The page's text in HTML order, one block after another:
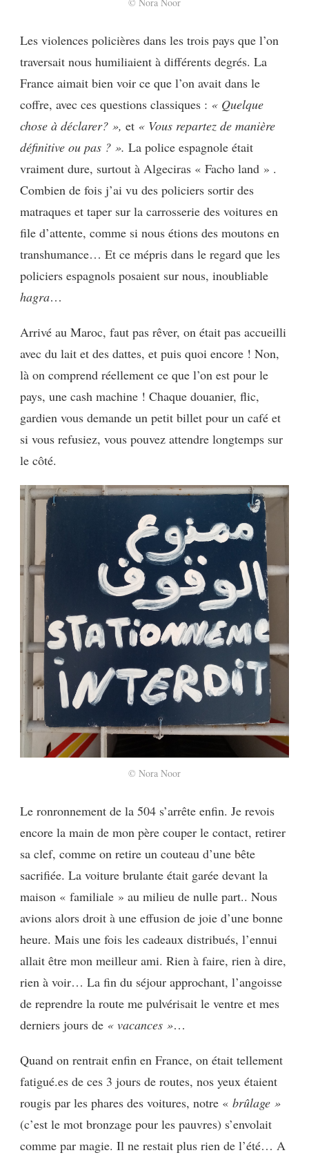
Les violences policières dans les trois pays que l’on
traversait nous humiliaient à différents degrés. La
France aimait bien voir ce que l’on avait dans le
coffre, avec ces questions classiques : « Quelque
chose à déclarer? », et « Vous repartez de manière
définitive ou pas ? ». La police espagnole était
vraiment dure, surtout à Algeciras « Facho land » .
Combien de fois j’ai vu des policiers sortir des
matraques et taper sur la carrosserie des voitures en
file d’attente, comme si nous étions des moutons en
transhumance… Et ce mépris dans le regard que les
policiers espagnols posaient sur nous, inoubliable
hagra…
Arrivé au Maroc, faut pas rêver, on était pas accueilli
avec du lait et des dattes, et puis quoi encore ! Non,
là on comprend réellement ce que l’on est pour le
pays, une cash machine ! Chaque douanier, flic,
gardien vous demande un petit billet pour un café et
si vous refusiez, vous pouvez attendre longtemps sur
le côté.
© Nora Noor
Le ronronnement de la 504 s’arrête enfin. Je revois
encore la main de mon père couper le contact, retirer
sa clef, comme on retire un couteau d’une bête
sacrifiée. La voiture brulante était garée devant la
maison « familiale » au milieu de nulle part.. Nous
avions alors droit à une effusion de joie d’une bonne
heure. Mais une fois les cadeaux distribués, l’ennui
allait être mon meilleur ami. Rien à faire, rien à dire,
rien à voir… La fin du séjour approchant, l’angoisse
de reprendre la route me pulvérisait le ventre et mes
derniers jours de « vacances »…
Quand on rentrait enfin en France, on était tellement
fatigué.es de ces 3 jours de routes, nos yeux étaient
rougis par les phares des voitures, notre « brûlage »
(c’est le mot bronzage pour les pauvres) s’envolait
comme par magie. Il ne restait plus rien de l’été… A